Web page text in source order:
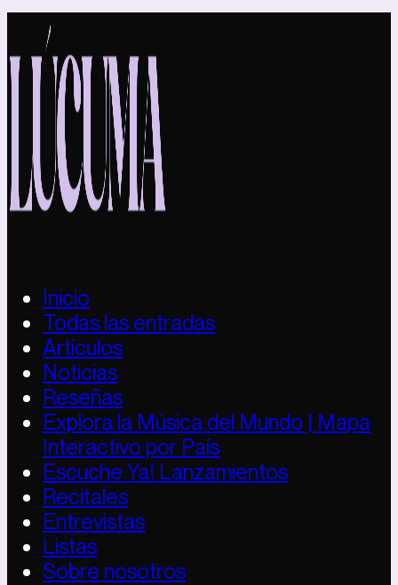
Inicio
Todas las entradas
Artículos
Noticias
Reseñas
Explora la Música del Mundo | Mapa
Interactivo por País
Escuche Ya! Lanzamientos
Recitales
Entrevistas
Listas
Sobre nosotros